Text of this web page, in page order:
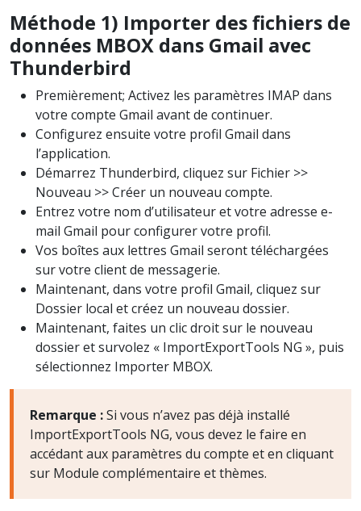
Méthode 1) Importer des fichiers de
données MBOX dans Gmail avec
Thunderbird
Premièrement; Activez les paramètres IMAP dans
votre compte Gmail avant de continuer.
Configurez ensuite votre profil Gmail dans
l’application.
Démarrez Thunderbird, cliquez sur Fichier >>
Nouveau >> Créer un nouveau compte.
Entrez votre nom d’utilisateur et votre adresse e-
mail Gmail pour configurer votre profil.
Vos boîtes aux lettres Gmail seront téléchargées
sur votre client de messagerie.
Maintenant, dans votre profil Gmail, cliquez sur
Dossier local et créez un nouveau dossier.
Maintenant, faites un clic droit sur le nouveau
dossier et survolez « ImportExportTools NG », puis
sélectionnez Importer MBOX.
Remarque :Si vous n’avez pas déjà installé
ImportExportTools NG, vous devez le faire en
accédant aux paramètres du compte et en cliquant
sur Module complémentaire et thèmes.